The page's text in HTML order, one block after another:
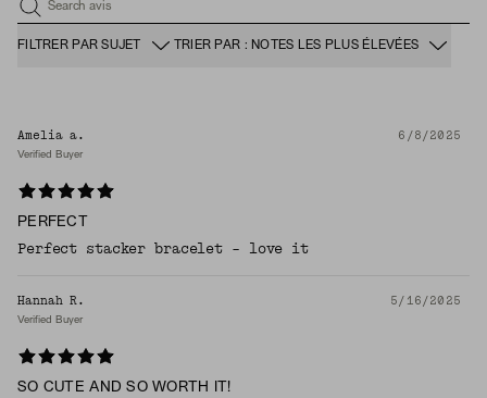
Search avis
FILTRER PAR SUJET TRIER PAR : NOTES LES PLUS ÉLEVÉES
Amelia a. 6/8/2025
Verified Buyer
PERFECT
Perfect stacker bracelet - love it
Hannah R. 5/16/2025
Verified Buyer
SO CUTE AND SO WORTH IT!